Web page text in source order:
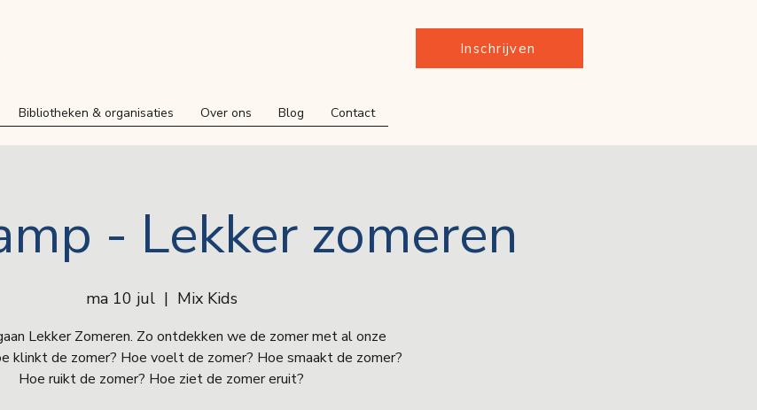
Inschrijven
Bibliotheken & organisaties Over ons Blog Contact
- Lekker zomeren
ma 10 jul
  |
Mix Kids
Lekker Zomeren. Zo ontdekken we de zomer met al onze
klinkt de zomer? Hoe voelt de zomer? Hoe smaakt de zomer?
Hoe ruikt de zomer? Hoe ziet de zomer eruit?